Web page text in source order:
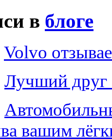
в блоге
Volvo
Лучший друг
вашим